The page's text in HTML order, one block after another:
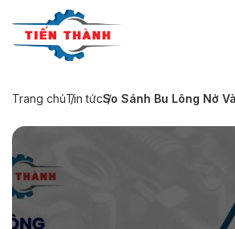
Trang chủTin tứcSo Sánh Bu Lông Nở